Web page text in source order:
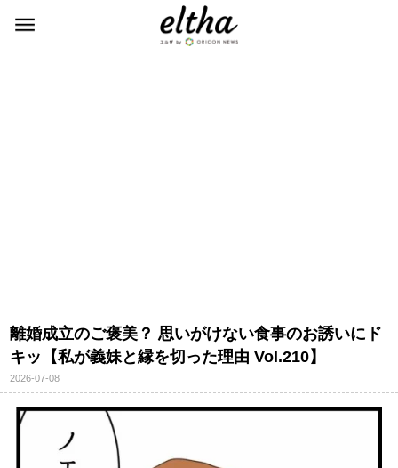
離婚成立のご褒美？ 思いがけない食事のお誘いにド
キッ【私が義妹と縁を切った理由 Vol.210】
2026-07-08